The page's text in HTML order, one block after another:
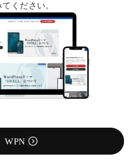
ください。
WPN